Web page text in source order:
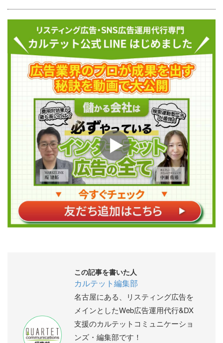
この記事を書いた人
カルテット編集部
名古屋にある、リスティング広告を
メインとしたWeb広告運用代行&DX
支援のカルテットコミュニケーショ
ンズ・編集部です！